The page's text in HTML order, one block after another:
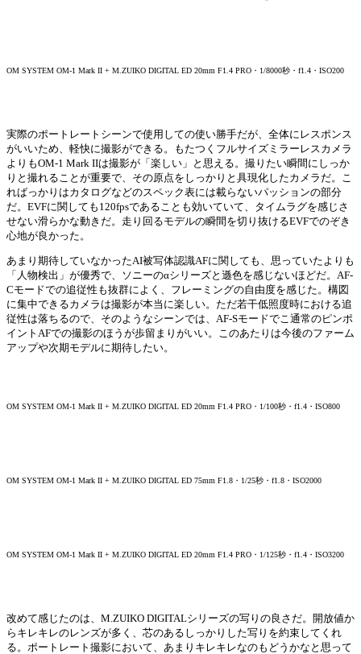
OM SYSTEM OM-1 Mark II + M.ZUIKO DIGITAL ED 20mm F1.4 PRO・1/8000秒・f1.4・ISO200
実際のポートレートシーンで使用しての使い勝手だが、全体にレスポンス
がいいため、軽快に撮影ができる。もたつくフルサイズミラーレスカメラ
よりもOM-1 Mark IIは撮影が「楽しい」と思える。撮りたい瞬間にしっか
りと撮れることが重要で、その原点をしっかりと具現化したカメラだ。こ
ればっかりはカタログなどのスペック表には載らないパッションの部分
だ。EVFに関しても120fpsであることも効いていて、タイムラグを感じさ
せない滑らかな動きだ。走り回るモデルの瞬間を切り抜けるEVFでのぞき
心地が良かった。
あまり期待していなかったAI被写体認識AFに関しても、思っていたよりも
「人物検出」が優秀で、ソニーのαシリーズと遜色を感じないほどだ。AF-
Cモードでの追従性も抜群によく、フレーミングの自由度を感じた。構図
に集中できるカメラは撮影が本当に楽しい。ただ若干低照度時における追
従性は落ちるので、そのようなシーンでは、AF-Sモードでこ通常のピンポ
イントAFでの撮影のほうが歩留まりがいい。このあたりは今後のファーム
アップや次期モデルに期待したい。
OM SYSTEM OM-1 Mark II + M.ZUIKO DIGITAL ED 20mm F1.4 PRO・1/100秒・f1.4・ISO800
OM SYSTEM OM-1 Mark II + M.ZUIKO DIGITAL ED 75mm F1.8・1/25秒・f1.8・ISO2000
OM SYSTEM OM-1 Mark II + M.ZUIKO DIGITAL ED 20mm F1.4 PRO・1/125秒・f1.4・ISO3200
改めて感じたのは、M.ZUIKO DIGITALシリーズの写りの良さだ。開放値か
らキレキレのレンズが多く、芯のあるしっかりした写りを約束してくれ
る。ポートレート撮影において、あまりキレキレなのもどうかなと思って